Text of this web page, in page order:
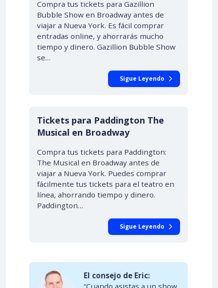
Compra tus tickets para Gazillion
Bubble Show en Broadway antes de
viajar a Nueva York. Es fácil comprar
entradas online, y ahorrarás mucho
tiempo y dinero. Gazillion Bubble Show
se…
Sigue Leyendo
Tickets para Paddington The
Musical en Broadway
Compra tus tickets para Paddington:
The Musical en Broadway antes de
viajar a Nueva York. Puedes comprar
fácilmente tus tickets para el teatro en
línea, ahorrando tiempo y dinero.
Paddington…
Sigue Leyendo
El consejo de Eric:
“Cuando asistas a un show